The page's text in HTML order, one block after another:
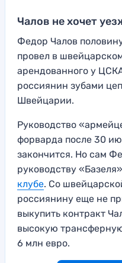
Чалов не хочет
Федор Чалов
провел в
арендованного у
россиянин зубами
Швейцарии.
Руководство
форварда после 30
закончится. Но сам
руководству
клубе. Со
россиянину еще не
выкупить контракт
высокую
6 млн евро.